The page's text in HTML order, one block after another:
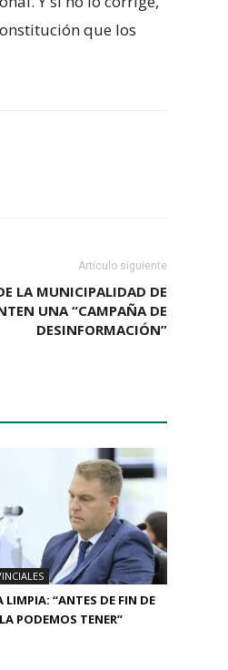
que los
Artículo siguiente
LA MUNICIPALIDAD DE
UNA “CAMPAÑA DE
DESINFORMACIÓN”
LIMPIA: “ANTES DE FIN DE
PODEMOS TENER”